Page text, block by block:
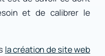
et de calibrer le
la création de site web